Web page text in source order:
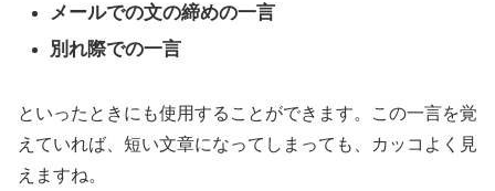
メールでの文の締めの一言
別れ際での一言
といったときにも使用することができます。この一言を覚
えていれば、短い文章になってしまっても、カッコよく見
えますね。